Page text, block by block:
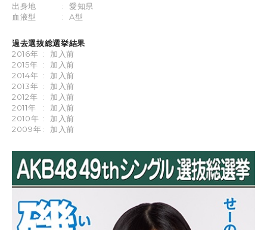
出身地
:
愛知県
血液型
: A型
過去選抜総選挙結果
2016年 :
加入前
2015年
:
加入前
2014年 :
加入前
2013年 :
加入前
2012年
:
加入前
2011年
:
加入前
2010年 :
加入前
2009年 : 加入前